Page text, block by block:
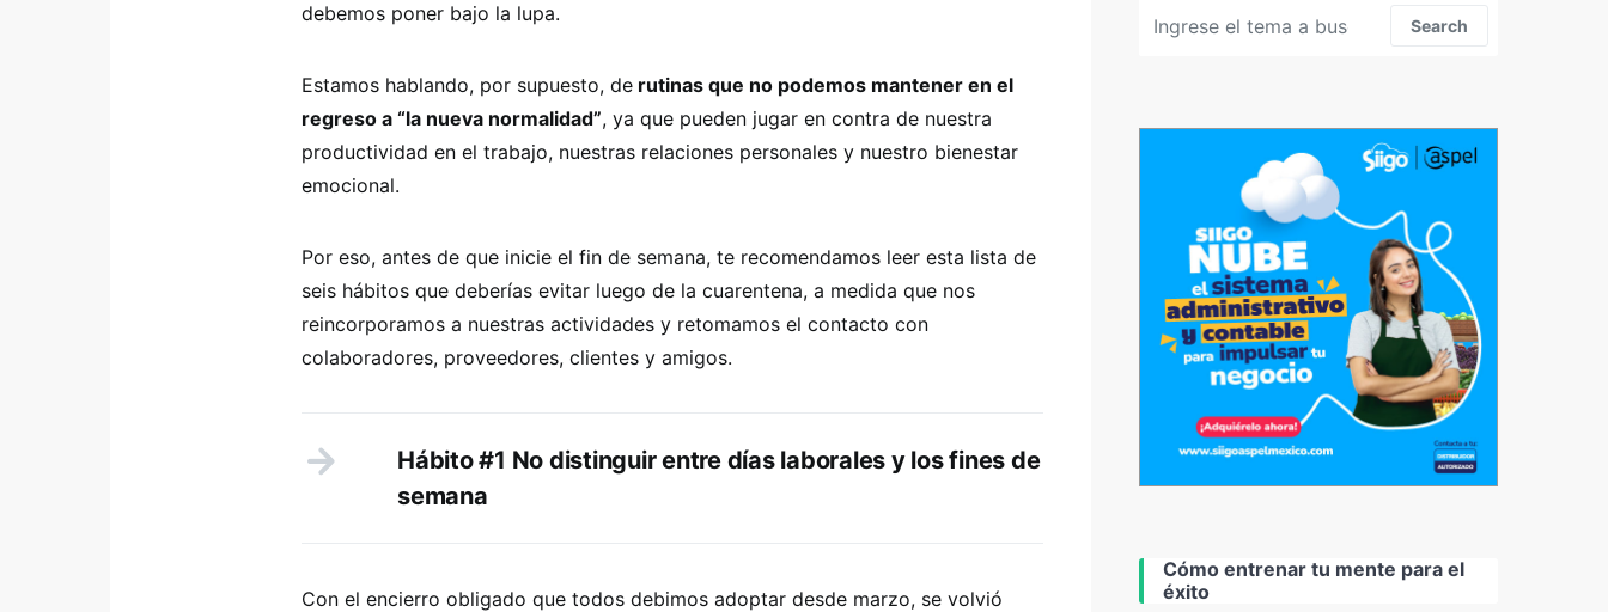
debemos poner bajo la lupa.
Estamos hablando, por supuesto, de rutinas que no podemos mantener en el
regreso a “la nueva normalidad”, ya que pueden jugar en contra de nuestra
productividad en el trabajo, nuestras relaciones personales y nuestro bienestar
emocional.
Por eso, antes de que inicie el fin de semana, te recomendamos leer esta lista de
seis hábitos que deberías evitar luego de la cuarentena, a medida que nos
reincorporamos a nuestras actividades y retomamos el contacto con
colaboradores, proveedores, clientes y amigos.
Hábito #1 No distinguir entre días laborales y los fines de
semana
Con el encierro obligado que todos debimos adoptar desde marzo, se volvió
Search
Cómo entrenar tu mente para el
éxito